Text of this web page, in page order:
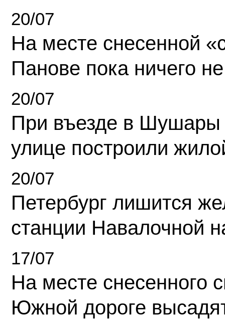
20/07
На месте снесенной
Панове пока ничего
20/07
При въезде в Шушары
улице построили
20/07
Петербург лишится
станции Навалочной
17/07
На месте снесенного
Южной дороге